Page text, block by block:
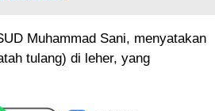
Muhammad Sani, menyatakan
tulang) di leher, yang